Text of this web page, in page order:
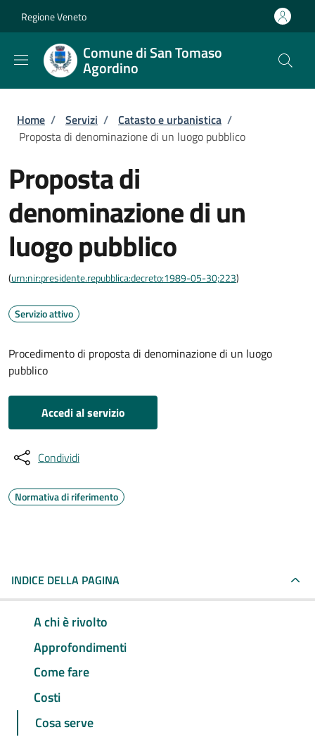
Regione Veneto
Comune di San Tomaso
Agordino
Briciole di pane
Home / Servizi / Catasto e urbanistica /
Proposta di denominazione di un luogo pubblico
Proposta di
denominazione di un
luogo pubblico
(urn:nir:presidente.repubblica:decreto:1989-05-30;223)
Servizio attivo
Procedimento di proposta di denominazione di un luogo
pubblico
Accedi al servizio
Condividi
Normativa di riferimento
INDICE DELLA PAGINA
A chi è rivolto
Approfondimenti
Come fare
Costi
Cosa serve